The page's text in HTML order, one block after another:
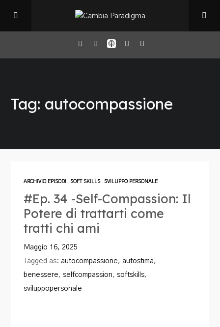
Il Podcast
Book Club
Blog
Contatti
Tag: autocompassione
ARCHIVIO EPISODI SOFT SKILLS SVILUPPO PERSONALE
#Ep. 34 -Self-Compassion: Il
Potere di trattarti come
tratti chi ami
Maggio 16, 2025
Tagged as: autocompassione, autostima,
benessere,selfcompassion,softskills,
sviluppopersonale